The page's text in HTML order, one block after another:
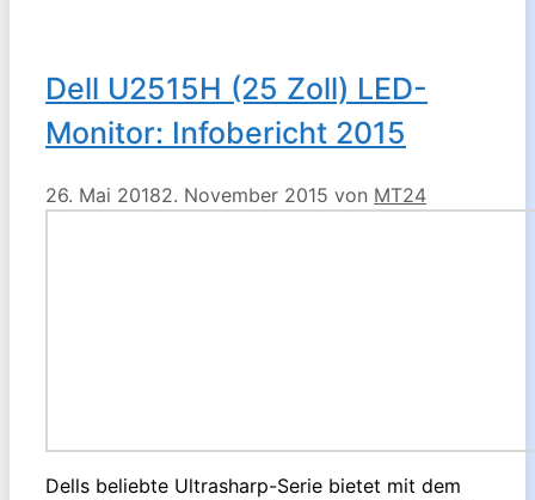
Dell U2515H (25 Zoll) LED-
Monitor: Infobericht 2015
26. Mai 20182. November 2015 von MT24
Dells beliebte Ultrasharp-Serie bietet mit dem